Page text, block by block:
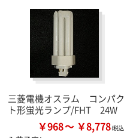
三菱電機オスラム コンパク
ト形蛍光ランプ/FHT 24W
￥968 ￥8,778